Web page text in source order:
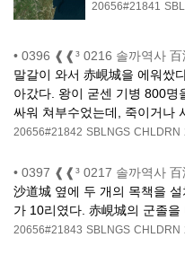
20656#21841
• 0396 ❰❰³ 0216 솔까역사 百
말갈이 와서 赤峴城을 에워쌌
아갔다. 왕이 굳센 기병 800명
싸워 쳐부수었는데, 죽이거나
20656#21842 SBLNGS CHLDRN
• 0397 ❰❰³ 0217 솔까역사 百
沙道城 옆에 두 개의 목책을
가 10리였다. 赤峴城의 군졸
20656#21843 SBLNGS CHLDRN